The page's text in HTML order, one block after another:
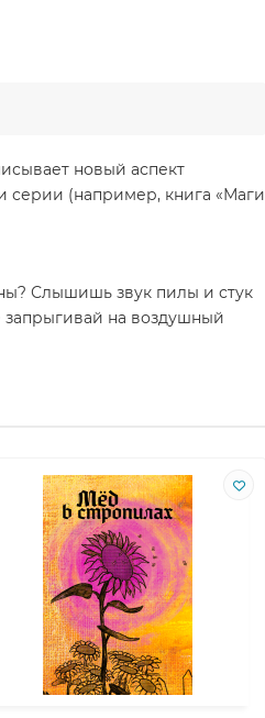
новый аспект
серии (например, книга «Маги
Слышишь звук пилы и стук
запрыгивай на воздушный